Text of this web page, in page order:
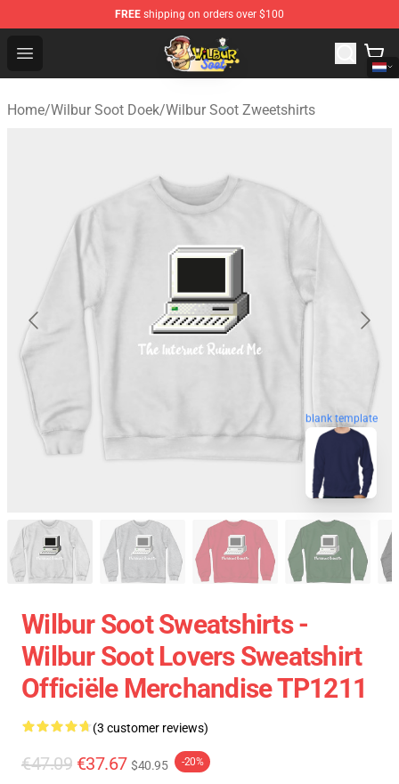
FREE shipping on orders over $100
Open menu
Wilbur Soot Shop - Official Wilbur Soot Merchandise
Home/Wilbur Soot Doek/Wilbur Soot Zweetshirts
blank template
Wilbur Soot Sweatshirts -
Wilbur Soot Lovers Sweatshirt
Officiële Merchandise TP1211
(3 customer reviews)
€47.09 €37.67 $40.95 -20%